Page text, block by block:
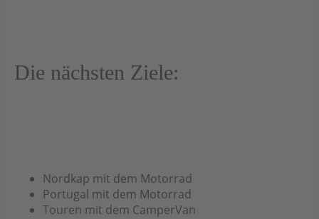
Die nächsten Ziele:
Nordkap mit dem Motorrad
Portugal mit dem Motorrad
Touren mit dem CamperVan